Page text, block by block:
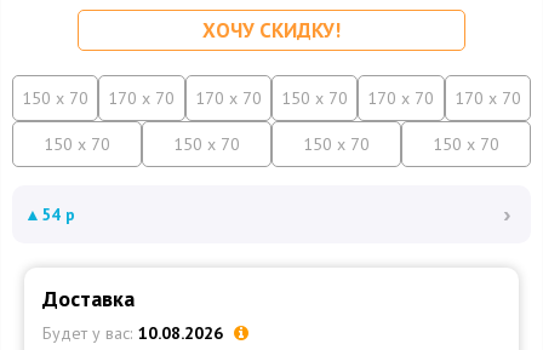
ХОЧУ СКИДКУ!
150 x 70 170 x 70 170 x 70 150 x 70 170 x 70 170 x 70
150 x 70 150 x 70 150 x 70 150 x 70
▲ 54 р ›
Доставка
Будет у вас: 10.08.2026